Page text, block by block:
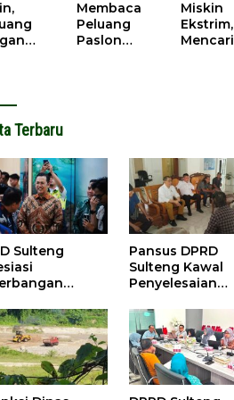
Parigi
Moutong.
Motor
Membaca
Peluang
Paslon
Miskin
Ekstrim,
Mencari
Terbaru
Sulteng
Dorong
Pansus DPRD
Sulteng Kawal
Penyelesaian
Sawit di Tolitoli